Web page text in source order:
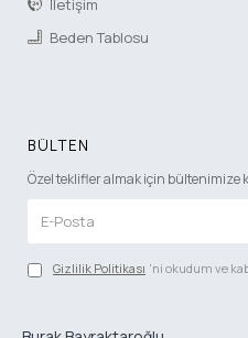
İletişim
Beden Tablosu
BÜLTEN
Özel teklifler almak için bültenimize
Gizlilik Politikası 'ni okudum ve